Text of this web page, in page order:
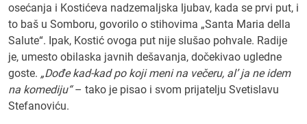
osećanja i Kostićeva nadzemaljska ljubav, kada se prvi put, i
to baš u Somboru, govorilo o stihovima „Santa Maria della
Salute“. Ipak, Kostić ovoga put nije slušao pohvale. Radije
je, umesto obilaska javnih dešavanja, dočekivao ugledne
goste. „Dođe kad-kad po koji meni na večeru, al’ ja ne idem
na komediju“– tako je pisao i svom prijatelju Svetislavu
Stefanoviću.